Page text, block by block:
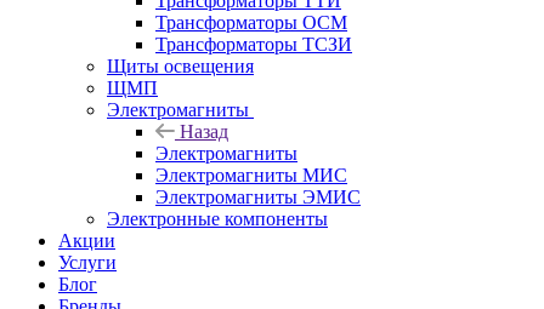
Трансформаторы ОСМ
Трансформаторы ТСЗИ
Щиты освещения
ЩМП
Электромагниты
Назад
Электромагниты
Электромагниты МИС
Электромагниты ЭМИС
Электронные компоненты
Акции
Услуги
Блог